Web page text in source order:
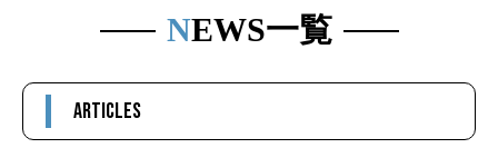
NEWS一覧
ARTICLES